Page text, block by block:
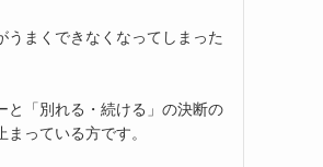
うまくできなくなってしまった
と「別れる・続ける」の決断の
っている方です。